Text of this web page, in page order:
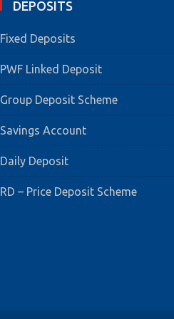
DEPOSITS
Fixed Deposits
PWF Linked Deposit
Group Deposit Scheme
Savings Account
Daily Deposit
RD – Price Deposit Scheme